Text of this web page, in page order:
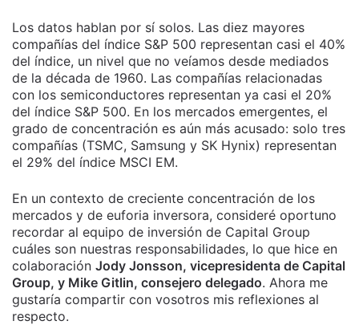
Los datos hablan por sí solos. Las diez mayores
compañías del índice S&P 500 representan casi el 40%
del índice, un nivel que no veíamos desde mediados
de la década de 1960. Las compañías relacionadas
con los semiconductores representan ya casi el 20%
del índice S&P 500. En los mercados emergentes, el
grado de concentración es aún más acusado: solo tres
compañías (TSMC, Samsung y SK Hynix) representan
el 29% del índice MSCI EM.
En un contexto de creciente concentración de los
mercados y de euforia inversora, consideré oportuno
recordar al equipo de inversión de Capital Group
cuáles son nuestras responsabilidades, lo que hice en
colaboración Jody Jonsson, vicepresidenta de Capital
Group, y Mike Gitlin, consejero delegado. Ahora me
gustaría compartir con vosotros mis reflexiones al
respecto.